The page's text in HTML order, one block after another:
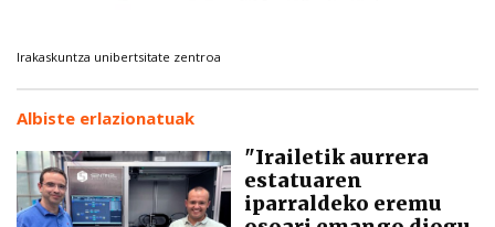
Irakaskuntza unibertsitate zentroa
Albiste erlazionatuak
"Irailetik aurrera
estatuaren
iparraldeko eremu